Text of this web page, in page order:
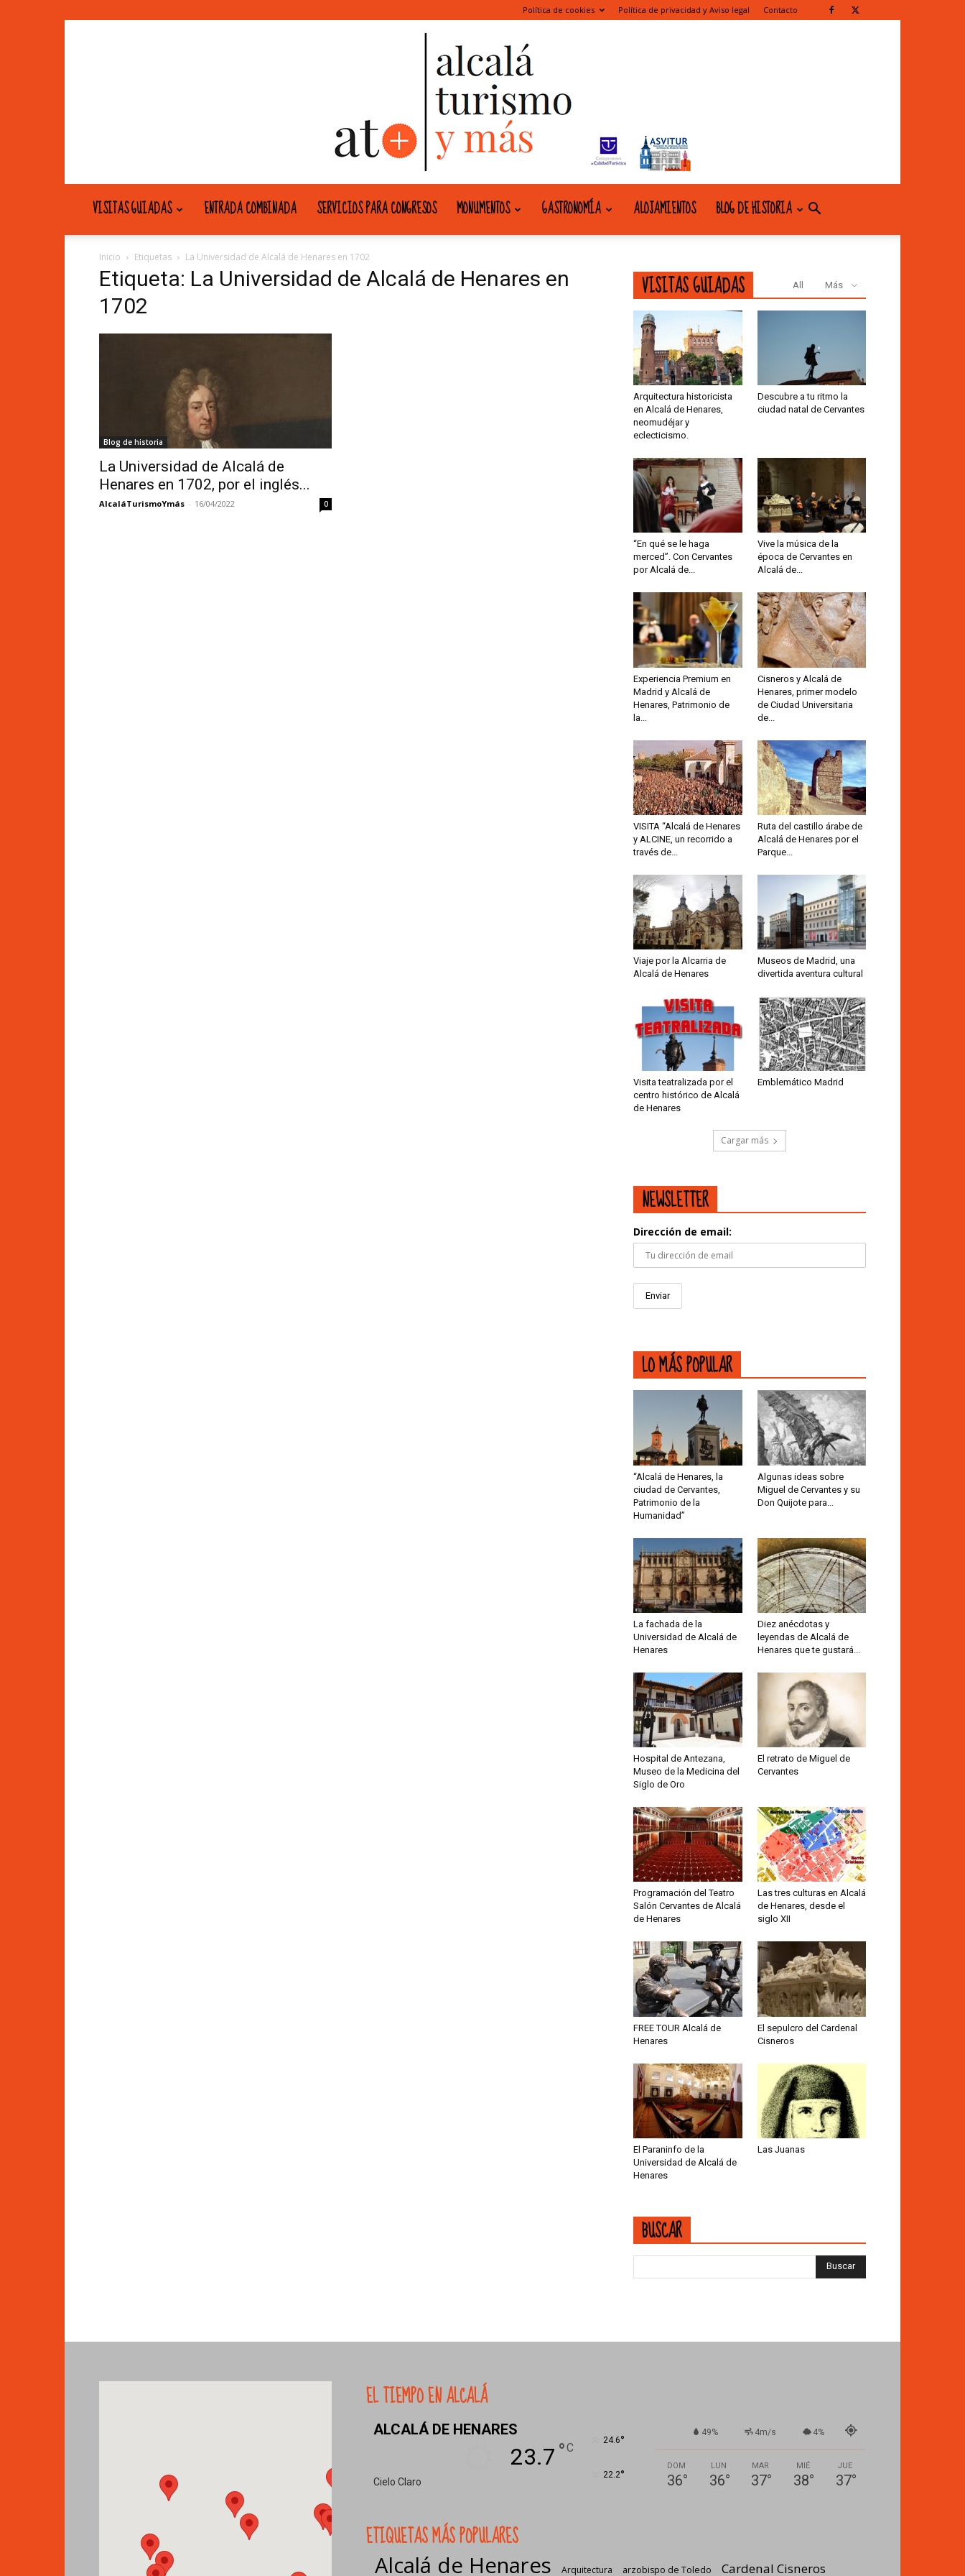
Política de cookies Política de privacidad y Aviso legal Contacto
VISITAS GUIADAS ENTRADA COMBINADA SERVICIOS PARA CONGRESOS MONUMENTOS GASTRONOMÍA ALOJAMIENTOS BLOG DE HISTORIA
Inicio Etiquetas La Universidad de Alcalá de Henares en 1702
Etiqueta: La Universidad de Alcalá de Henares en
1702
Blog de historia
La Universidad de Alcalá de
Henares en 1702, por el inglés...
AlcaláTurismoYmás - 16/04/2022 0
VISITAS GUIADAS All Más
Arquitectura historicista
en Alcalá de Henares,
neomudéjar y
eclecticismo.
Descubre a tu ritmo la
ciudad natal de Cervantes
“En qué se le haga
merced”. Con Cervantes
por Alcalá de...
Vive la música de la
época de Cervantes en
Alcalá de...
Experiencia Premium en
Madrid y Alcalá de
Henares, Patrimonio de
la...
Cisneros y Alcalá de
Henares, primer modelo
de Ciudad Universitaria
de...
VISITA “Alcalá de Henares
y ALCINE, un recorrido a
través de...
Ruta del castillo árabe de
Alcalá de Henares por el
Parque...
Viaje por la Alcarria de
Alcalá de Henares
Museos de Madrid, una
divertida aventura cultural
Visita teatralizada por el
centro histórico de Alcalá
de Henares
Emblemático Madrid
Cargar más
NEWSLETTER
Dirección de email:
LO MÁS POPULAR
“Alcalá de Henares, la
ciudad de Cervantes,
Patrimonio de la
Humanidad”
Algunas ideas sobre
Miguel de Cervantes y su
Don Quijote para...
La fachada de la
Universidad de Alcalá de
Henares
Diez anécdotas y
leyendas de Alcalá de
Henares que te gustará...
Hospital de Antezana,
Museo de la Medicina del
Siglo de Oro
El retrato de Miguel de
Cervantes
Programación del Teatro
Salón Cervantes de Alcalá
de Henares
Las tres culturas en Alcalá
de Henares, desde el
siglo XII
FREE TOUR Alcalá de
Henares
El sepulcro del Cardenal
Cisneros
El Paraninfo de la
Universidad de Alcalá de
Henares
Las Juanas
BUSCAR
EL TIEMPO EN ALCALÁ
ALCALÁ DE HENARES
Cielo Claro
23.7 °C
24.6°
22.2°
49% 4m/s 4%
DOM
36°
LUN
36°
MAR
37°
MIÉ
38°
JUE
37°
ETIQUETAS MÁS POPULARES
Alcalá de Henares Arquitectura arzobispo de Toledo Cardenal Cisneros